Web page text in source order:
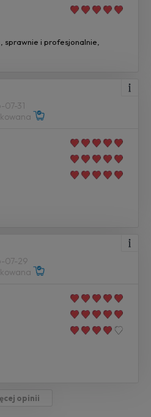
sprawnie i profesjonalnie,
07-31
07-29
opinii